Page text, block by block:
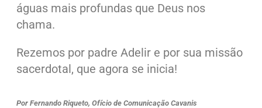
águas mais profundas que Deus nos
chama.
Rezemos por padre Adelir e por sua missão
sacerdotal, que agora se inicia!
Por Fernando Riqueto, Ofício de Comunicação Cavanis